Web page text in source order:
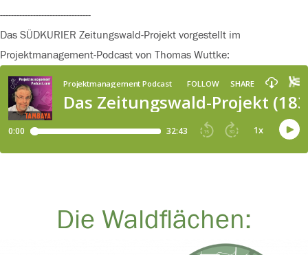
---------------------------------
Das SÜDKURIER Zeitungswald-Projekt vorgestellt im
Projektmanagement-Podcast von Thomas Wuttke:
Die Waldflächen: